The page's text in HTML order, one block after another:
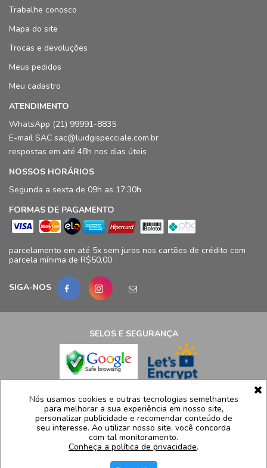
Trabalhe conosco
Mapa do site
Trocas e devoluções
Meus pedidos
Meu cadastro
ATENDIMENTO
WhatsApp (21) 99991-8835
E-mail SAC sac@luidgispecciale.com.br
respostas em até 48h nos dias úteis
NOSSOS HORÁRIOS
Segunda a sexta de 09h as 17:30h
FORMAS DE PAGAMENTO
parcelamento em até 5x sem juros nos cartões de crédito com
parcela mínima de R$50,00
SIGA-NOS
SELOS E SEGURANÇA
LCB Confecções Eireli | CNPJ: 19.316.833/0009-41
Avenida Ayrton Senna, 5.500, Bloco 11, loja 124/125 - Barra da
Tijuca - Rio de Janeiro - RJ – CEP 22775005
Atendimento: (21) 99991-8835 | sac@luidgispecciale.com.br
Segunda a sexta de 09h as 17:30h
Nós usamos cookies e outras tecnologias semelhantes
para melhorar a sua experiência em nosso site,
personalizar publicidade e recomendar conteúdo de
seu interesse. Ao utilizar nosso site, você concorda
com tal monitoramento.
Conheça a política de privacidade.